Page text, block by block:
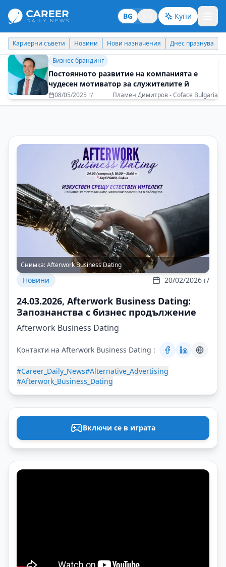
BG Купи
Новини Нови назначения Днес празнува
Похвали работодател
Бизнес брандинг
Постоянното развитие на компанията е
чудесен мотиватор за служителите й
08/05/2025 г/ Пламен Димитров - Coface Bulgaria
Снимка:Afterwork Business Dating
Новини 20/02/2026 г/
24.03.2026, Afterwork Business Dating:
Запознанства с бизнес продължение
Afterwork Business Dating
Контакти на Afterwork Business Dating :
#Career_Daily_News#Alternative_Advertising
#Afterwork_Business_Dating
Включи се в играта